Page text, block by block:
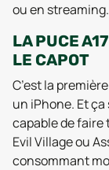
ou en streaming.
LA PUCE
LE CAPOT
C’est la
un iPhone. Et ça
capable de faire
Evil Village ou
consommant